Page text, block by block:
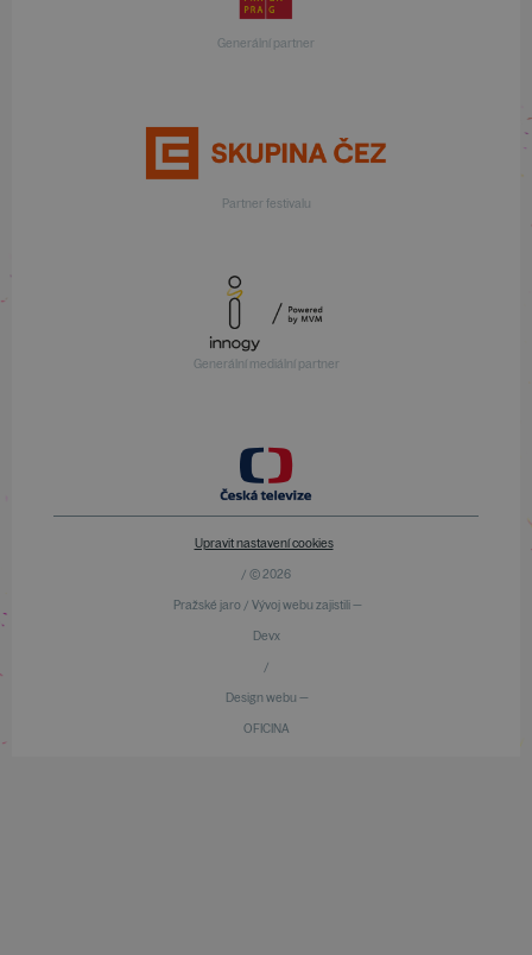
Generální partner
Partner festivalu
Generální mediální partner
Upravit nastavení cookies
/ © 2026
Pražské jaro / Vývoj webu zajistili —
Devx
/
Design webu —
OFICINA